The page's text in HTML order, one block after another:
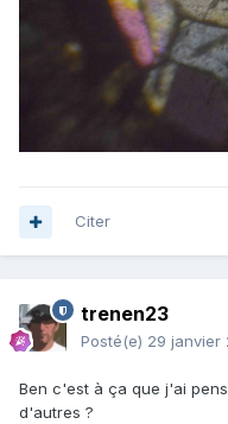
Citer
trenen23
Posté(e) 29 janvier
Ben c'est à ça que j'ai
d'autres ?